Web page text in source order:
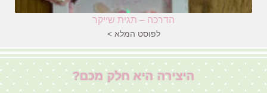
הדרכה – תגית שייקר
לפוסט המלא >
היצירה היא חלק מכם?